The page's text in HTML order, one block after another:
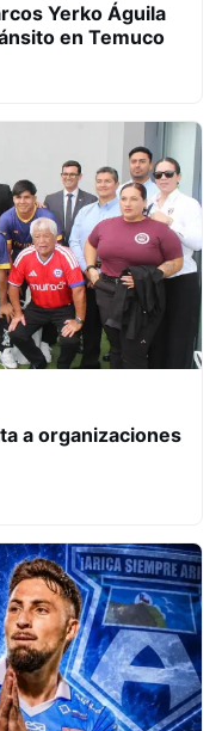
Yerko Águila
en Temuco
a organizaciones